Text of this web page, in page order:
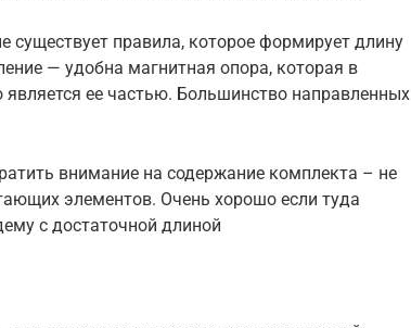
существует правила, которое формирует длину
— удобна магнитная опора, которая в
является ее частью. Большинство направленных
внимание на содержание комплекта – не
элементов. Очень хорошо если туда
с достаточной длиной